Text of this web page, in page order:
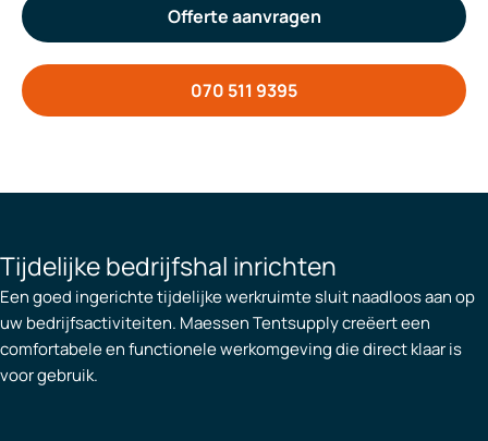
Offerte aanvragen
070 511 9395
Tijdelijke bedrijfshal inrichten
Een goed ingerichte tijdelijke werkruimte sluit naadloos aan op
uw bedrijfsactiviteiten. Maessen Tentsupply creëert een
comfortabele en functionele werkomgeving die direct klaar is
voor gebruik.